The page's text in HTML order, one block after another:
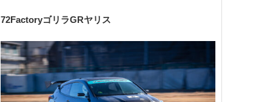
72FactoryゴリラGRヤリス